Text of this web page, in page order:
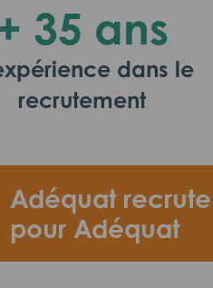
Adéquat recrute
pour Adéquat
35 ans
dans le
recrutement